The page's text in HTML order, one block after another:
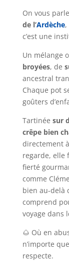
On vous
de l’Ardèche,
c’est une
Un mélange
broyées, de
ancestral
Chaque pot
goûters
Tartinée sur
crêpe bien
directement
regarde, elle
fierté
comme
bien au-delà
comprend
voyage dans
🌰 Où en
n’importe
respecte.